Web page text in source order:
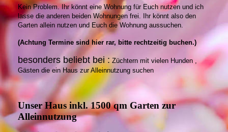
Kein Problem. Ihr könnt eine Wohnung für Euch nutzen und ich
lasse die anderen beiden Wohnungen frei. Ihr könnt also den
Garten allein nutzen und Euch die Wohnung aussuchen.
(Achtung Termine sind hier rar, bitte rechtzeitig buchen.)
besonders beliebt bei :Züchtern mit vielen Hunden ,
Gästen die ein Haus zur Alleinnutzung suchen
Unser Haus inkl. 1500 qm Garten zur
Alleinnutzung